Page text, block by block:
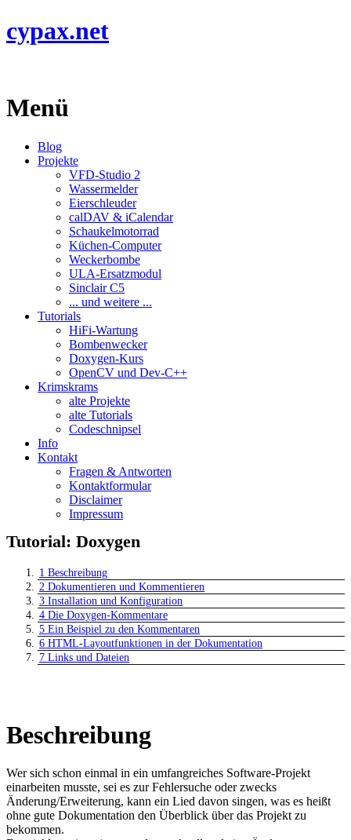
cypax.net
Menü
Blog
Projekte
VFD-Studio 2
Wassermelder
Eierschleuder
calDAV & iCalendar
Schaukelmotorrad
Küchen-Computer
Weckerbombe
ULA-Ersatzmodul
Sinclair C5
... und weitere ...
Tutorials
HiFi-Wartung
Bombenwecker
Doxygen-Kurs
OpenCV und Dev-C++
Krimskrams
alte Projekte
alte Tutorials
Codeschnipsel
Info
Kontakt
Fragen & Antworten
Kontaktformular
Disclaimer
Impressum
Tutorial: Doxygen
1 Beschreibung
2 Dokumentieren und Kommentieren
3 Installation und Konfiguration
4 Die Doxygen-Kommentare
5 Ein Beispiel zu den Kommentaren
6 HTML-Layoutfunktionen in der Dokumentation
7 Links und Dateien
Beschreibung
Wer sich schon einmal in ein umfangreiches Software-Projekt
einarbeiten musste, sei es zur Fehlersuche oder zwecks
Änderung/Erweiterung, kann ein Lied davon singen, was es heißt
ohne gute Dokumentation den Überblick über das Projekt zu
bekommen.